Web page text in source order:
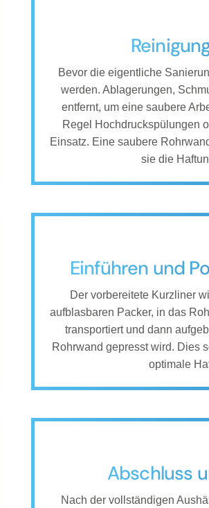
Bevor die eigentliche
werden. Ablagerungen,
entfernt, um eine saubere
Regel Hochdruckspülungen
Einsatz. Eine saubere
sie die
Einführen und
Der vorbereitete Kurzliner
aufblasbaren Packer, in das
transportiert und dann
Rohrwand gepresst wird. Dies
optimale
Abschluss
Nach der vollständigen